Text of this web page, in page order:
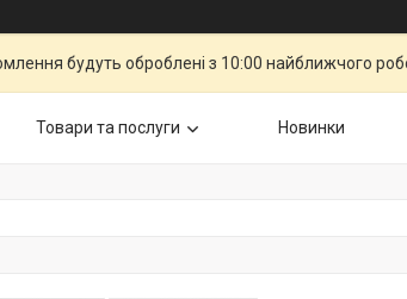
будуть оброблені з 10:00 найближчого
Товари та послуги Новинки